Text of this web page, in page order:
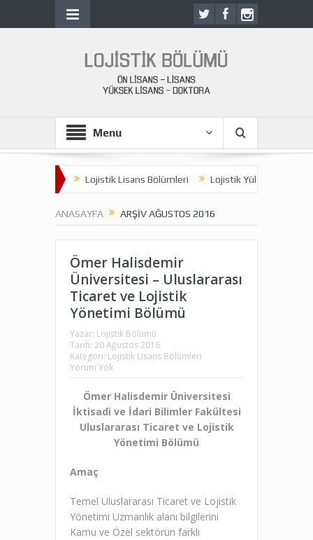
Menu
Lojistik Lisans Bölümleri Lojistik Yüksek Lisans
ANASAYFA ARŞIV AĞUSTOS 2016
Ömer Halisdemir
Üniversitesi – Uluslararası
Ticaret ve Lojistik
Yönetimi Bölümü
Yazar: Lojistik Bölümü
Tarih: 20 Ağustos 2016
Kategori: Lojistik Lisans Bölümleri
Yorum Yok
Ömer Halisdemir Üniversitesi
İktisadi ve İdari Bilimler Fakültesi
Uluslararası Ticaret ve Lojistik
Yönetimi Bölümü
Amaç
Temel Uluslararası Ticaret ve Lojistik
Yönetimi Uzmanlık alanı bilgilerini
Kamu ve Özel sektörün farklı